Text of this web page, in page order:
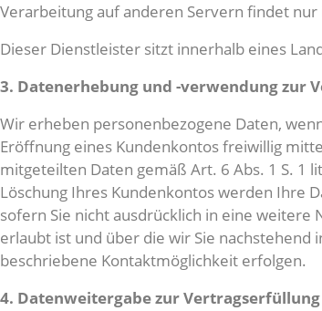
Verarbeitung auf anderen Servern findet
Dieser Dienstleister sitzt innerhalb eines
3. Datenerhebung und -verwendung zur
Wir erheben personenbezogene Daten,
Eröffnung eines Kundenkontos freiwillig
mitgeteilten Daten gemäß Art. 6 Abs. 1 S. 1
Löschung Ihres Kundenkontos werden Ihre
sofern Sie nicht ausdrücklich in eine
erlaubt ist und über die wir Sie
beschriebene Kontaktmöglichkeit erfolgen.
4. Datenweitergabe zur Vertragserfüllung